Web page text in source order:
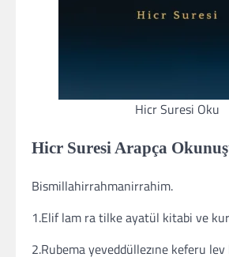
Hicr Suresi Oku
Hicr Suresi Arapça
Bismillahirrahmanirrahim.
1.Elif lam ra tilke ayatül kitabi ve
2.Rubema yeveddüllezıne keferu